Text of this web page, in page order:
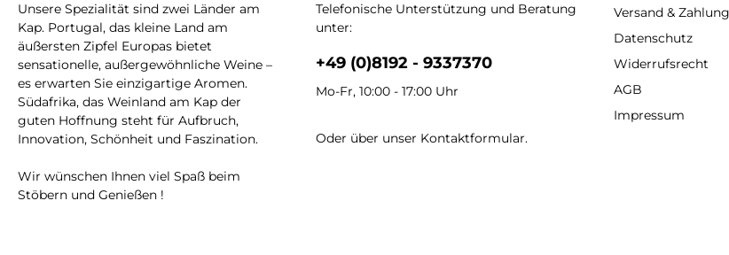
Telefonische Unterstützung und Beratung
unter:
+49 (0)8192 - 9337370
Mo-Fr, 10:00 - 17:00 Uhr
Oder über unser Kontaktformular.
Unsere Spezialität sind zwei Länder am
Kap. Portugal, das kleine Land am
äußersten Zipfel Europas bietet
sensationelle, außergewöhnliche Weine –
es erwarten Sie einzigartige Aromen.
Südafrika, das Weinland am Kap der
guten Hoffnung steht für Aufbruch,
Innovation, Schönheit und Faszination.
Wir wünschen Ihnen viel Spaß beim
Stöbern und Genießen !
Versand &
Datenschutz
Widerrufsrecht
AGB
Impressum